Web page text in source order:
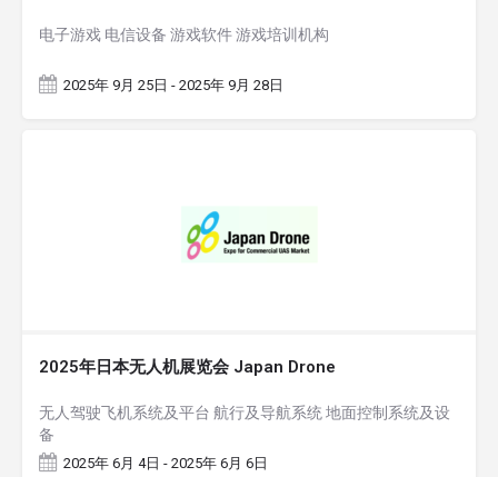
电子游戏 电信设备 游戏软件 游戏培训机构
2025年 9月 25日 - 2025年 9月 28日
2025年日本无人机展览会 Japan Drone
无人驾驶飞机系统及平台 航行及导航系统 地面控制系统及设
备
2025年 6月 4日 - 2025年 6月 6日